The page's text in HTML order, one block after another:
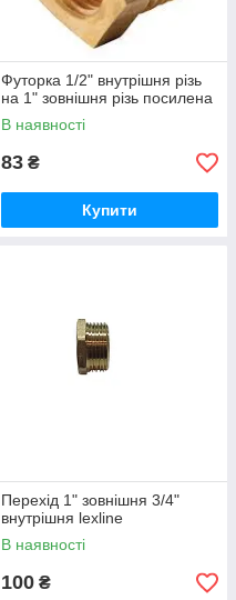
Футорка 1/2" внутрішня різь
на 1" зовнішня різь посилена
В наявності
83 ₴
Купити
Перехід 1" зовнішня 3/4"
внутрішня lexline
В наявності
100 ₴